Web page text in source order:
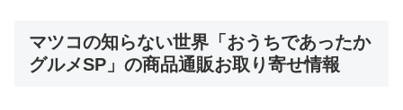
マツコの知らない世界「おうちであったか
グルメSP」の商品通販お取り寄せ情報